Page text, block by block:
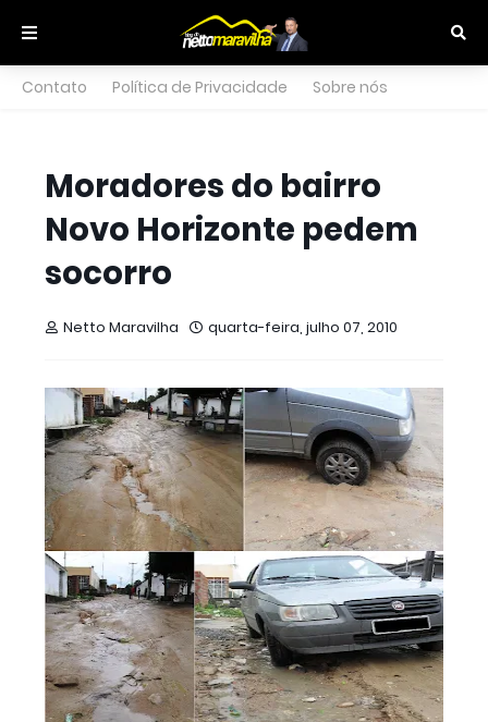
Contato Política de Privacidade Sobre nós
Moradores do bairro
Novo Horizonte pedem
socorro
Netto Maravilha quarta-feira, julho 07, 2010